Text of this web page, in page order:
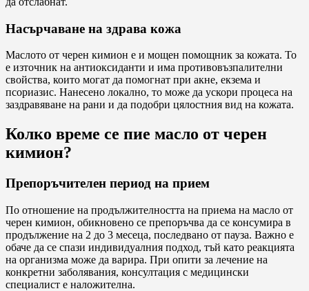
Насърчаване на здрава кожа
Маслото от черен кимион е и мощен помощник за кожата. То
е източник на антиоксиданти и има противовъзпалителни
свойства, които могат да помогнат при акне, екзема и
псориазис. Нанесено локално, то може да ускори процеса на
заздравяване на рани и да подобри цялостния вид на кожата.
Колко време се пие масло от черен
кимион?
Препоръчителен период на прием
По отношение на продължителността на приема на масло от
черен кимион, обикновено се препоръчва да се консумира в
продължение на 2 до 3 месеца, последвано от пауза. Важно е
обаче да се спази индивидуалния подход, тъй като реакцията
на организма може да варира. При опити за лечение на
конкретни заболявания, консултация с медицински
специалист е наложителна.